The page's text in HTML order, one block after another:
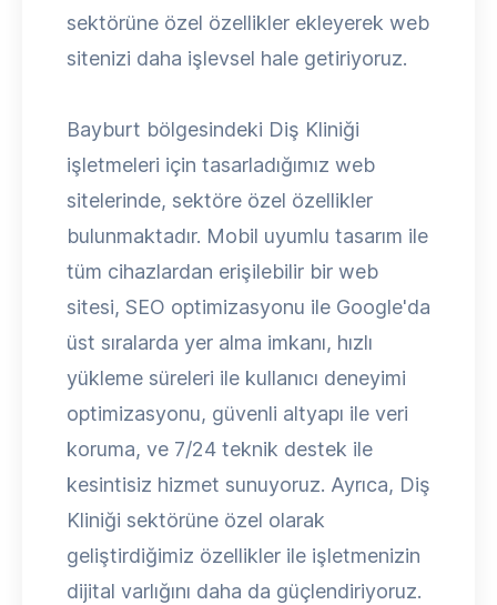
sektörüne özel özellikler ekleyerek web
sitenizi daha işlevsel hale getiriyoruz.
Bayburt bölgesindeki Diş Kliniği
işletmeleri için tasarladığımız web
sitelerinde, sektöre özel özellikler
bulunmaktadır. Mobil uyumlu tasarım ile
tüm cihazlardan erişilebilir bir web
sitesi, SEO optimizasyonu ile Google'da
üst sıralarda yer alma imkanı, hızlı
yükleme süreleri ile kullanıcı deneyimi
optimizasyonu, güvenli altyapı ile veri
koruma, ve 7/24 teknik destek ile
kesintisiz hizmet sunuyoruz. Ayrıca, Diş
Kliniği sektörüne özel olarak
geliştirdiğimiz özellikler ile işletmenizin
dijital varlığını daha da güçlendiriyoruz.